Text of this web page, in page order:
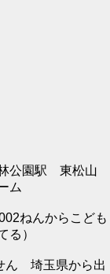
公園駅 東松山
ム
ねんからこども
る）
ん 埼玉県から出